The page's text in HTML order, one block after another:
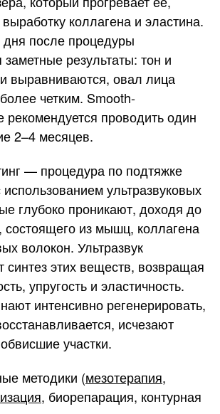
коллагена и эластина.
после процедуры
результаты: тон и
выравниваются, овал лица
четким. Smooth-
проводить один
2–4 месяцев.
— процедура по подтяжке
ультразвуковых
глубоко проникают, доходя до
состоящего из мышц, коллагена
волокон. Ультразвук
синтез этих веществ, возвращая
упругость и эластичность.
интенсивно регенерировать,
исчезают
участки.
методики (мезотерапия,
, биорепарация, контурная